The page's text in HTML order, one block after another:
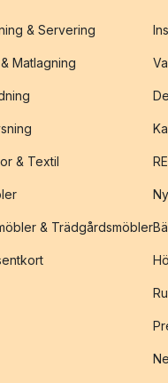
& Servering
Matlagning
& Textil
& Trädgårdsmöbler